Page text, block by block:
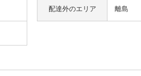
配達外のエリア 離島